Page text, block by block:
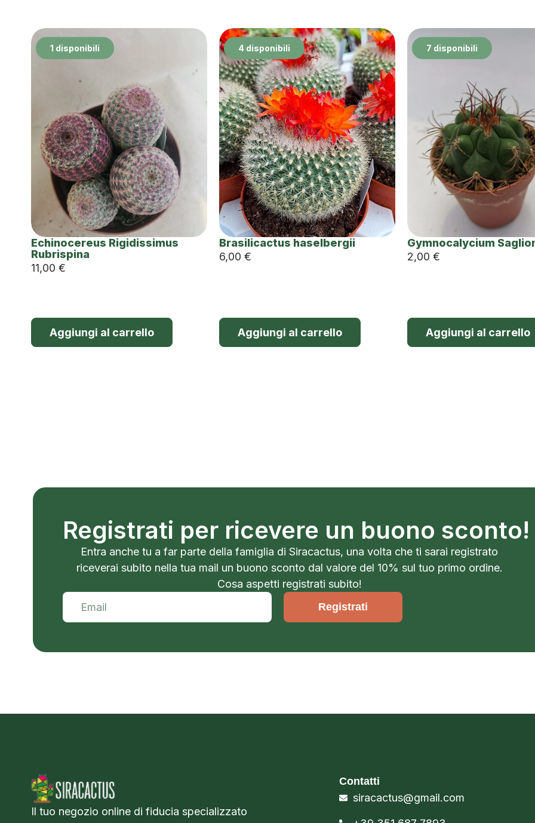
1 disponibili
Echinocereus Rigidissimus
Rubrispina
11,00 €
Aggiungi al carrello
4 disponibili
Brasilicactus haselbergii
6,00 €
Aggiungi al carrello
7 disponibili
Gymnocalycium
2,00 €
Aggiungi al carrello
Registrati per ricevere un buono sconto!
Entra anche tu a far parte della famiglia di Siracactus, una volta che ti sarai registrato
riceverai subito nella tua mail un buono sconto dal valore del 10% sul tuo primo ordine.
Cosa aspetti registrati subito!
Registrati
Il tuo negozio online di fiducia specializzato
Contatti
siracactus@gmail.com